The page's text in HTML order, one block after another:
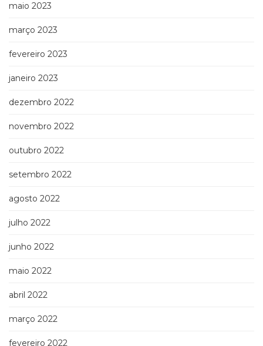
maio 2023
março 2023
fevereiro 2023
janeiro 2023
dezembro 2022
novembro 2022
outubro 2022
setembro 2022
agosto 2022
julho 2022
junho 2022
maio 2022
abril 2022
março 2022
fevereiro 2022